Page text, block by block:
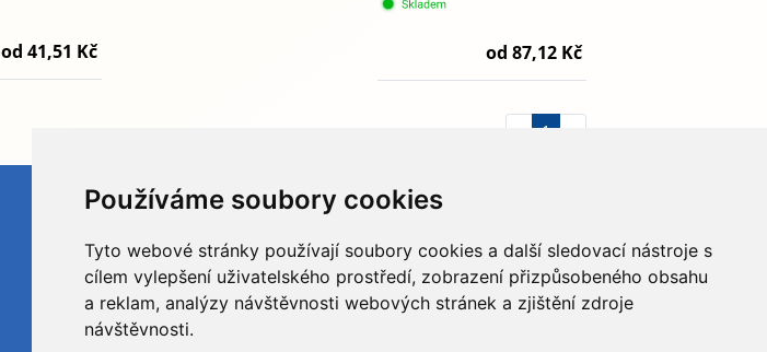
Používáme soubory cookies
Tyto webové stránky používají soubory cookies a další sledovací nástroje s
cílem vylepšení uživatelského prostředí, zobrazení přizpůsobeného obsahu
a reklam, analýzy návštěvnosti webových stránek a zjištění zdroje
návštěvnosti.
od 41,51 Kč od 87,12 Kč
1
HYDAPRESS CZ s.r.o.
Na Dolech 109 586 01 Jihlava
: 29184134 DIČ: CZ29184134
Obchodní podmínky
Ochrana osobních údajů
733 674 293
info@hydapress.cz
Na Dolech 109, Jihlava